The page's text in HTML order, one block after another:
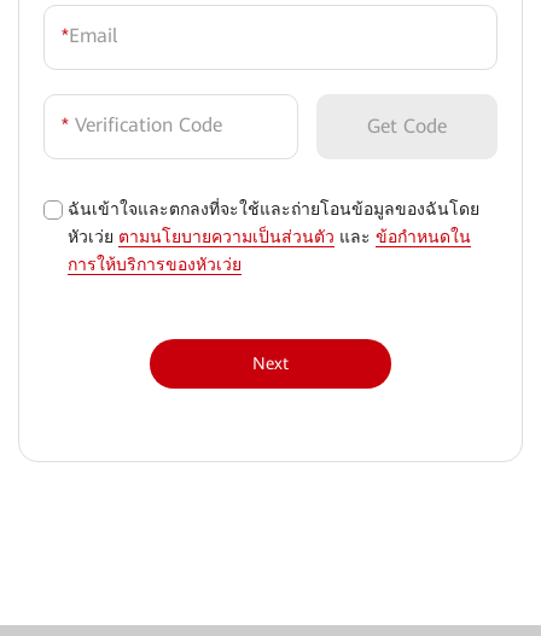
*Email
* Verification Code Get Code
ฉันเข้าใจและตกลงที่จะใช้และถ่ายโอนข้อมูลของฉันโดย
หัวเว่ย ตามนโยบายความเป็นส่วนตัว และ ข้อกำหนดใน
การให้บริการของหัวเว่ย
Next